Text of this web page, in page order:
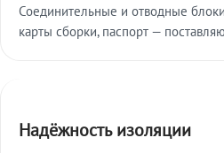
Соединительные и отводные
карты сборки, паспорт —
Надёжность изоляции